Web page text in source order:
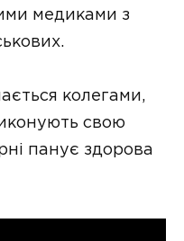
медиками з
колегами,
свою
панує здорова